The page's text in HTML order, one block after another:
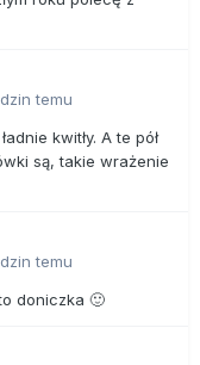
temu
kwitły. A te pół
są, takie wrażenie
temu
doniczka 🙂